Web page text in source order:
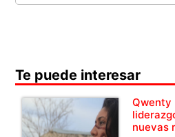
Te puede interesar
Qwenty
nuevas